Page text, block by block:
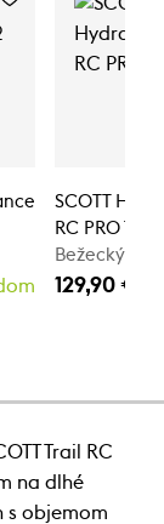
SCOTT
RC PRO TR' 4
Bežecký
129,90 €
Trail RC
na dlhé
s objemom